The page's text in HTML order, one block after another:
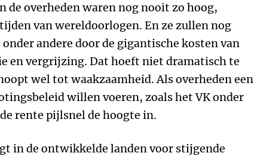
de overheden waren nog nooit zo hoog,
van wereldoorlogen. En ze zullen nog
andere door de gigantische kosten van
en vergrijzing. Dat hoeft niet dramatisch te
wel tot waakzaamheid. Als overheden een
willen voeren, zoals het VK onder
rente pijlsnel de hoogte in.
in de ontwikkelde landen voor stijgende